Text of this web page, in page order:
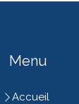
Menu
Accueil